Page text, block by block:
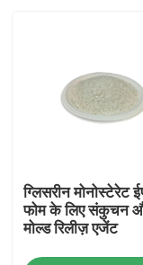
ग्लिसरीन मोनोस्टेरेट
फोम के लिए संकुचन
मोल्ड रिलीज़ एजेंट